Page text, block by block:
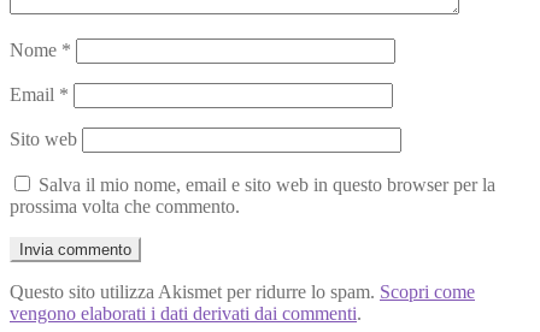
Nome *
Email *
Sito web
Salva il mio nome, email e sito web in questo browser per la
prossima volta che commento.
Questo sito utilizza Akismet per ridurre lo spam. Scopri come
vengono elaborati i dati derivati dai commenti.